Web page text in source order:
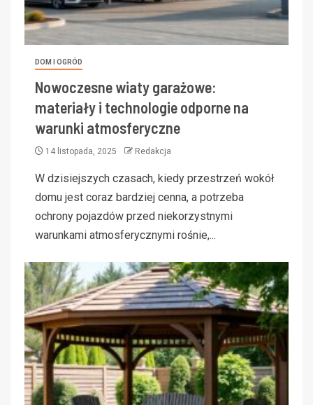
DOM I OGRÓD
Nowoczesne wiaty garażowe:
materiały i technologie odporne na
warunki atmosferyczne
14 listopada, 2025 Redakcja
W dzisiejszych czasach, kiedy przestrzeń wokół
domu jest coraz bardziej cenna, a potrzeba
ochrony pojazdów przed niekorzystnymi
warunkami atmosferycznymi rośnie,...